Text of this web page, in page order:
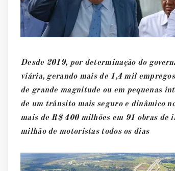
Desde 2019, por determinação do
viária, gerando mais de 1,4 mil
de grande magnitude ou em pequenas
de um trânsito mais seguro e dinâmico
mais de R$ 400 milhões em 91 obras
milhão de motoristas todos os dias